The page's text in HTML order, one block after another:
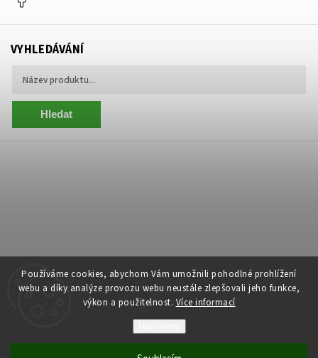
Používáme cookies, abychom Vám umožnili pohodlné prohlížení
webu a díky analýze provozu webu neustále zlepšovali jeho funkce,
výkon a použitelnost. Více informací
VYHLEDÁVÁNÍ
Hledat
Copyright 2026 Centrum Zelený Anděl
Grafický návrh vytvořil a nakódoval